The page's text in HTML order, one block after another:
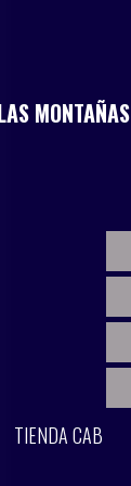
MONTAÑAS
TIENDA CAB